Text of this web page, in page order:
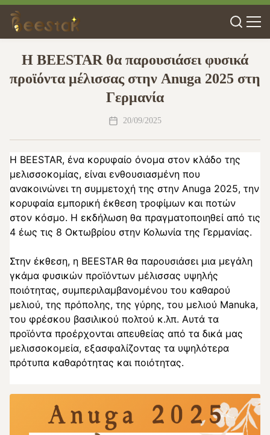
Η BEESTAR θα παρουσιάσει φυσικά
προϊόντα μέλισσας στην Anuga 2025 στη
Γερμανία
20/09/2025
Η BEESTAR, ένα κορυφαίο όνομα στον κλάδο της
μελισσοκομίας, είναι ενθουσιασμένη που
ανακοινώνει τη συμμετοχή της στην Anuga 2025, την
κορυφαία εμπορική έκθεση τροφίμων και ποτών
στον κόσμο. Η εκδήλωση θα πραγματοποιηθεί από τις
4 έως τις 8 Οκτωβρίου στην Κολωνία της Γερμανίας.
Στην έκθεση, η BEESTAR θα παρουσιάσει μια μεγάλη
γκάμα φυσικών προϊόντων μέλισσας υψηλής
ποιότητας, συμπεριλαμβανομένου του καθαρού
μελιού, της πρόπολης, της γύρης, του μελιού Manuka,
του φρέσκου βασιλικού πολτού κ.λπ. Αυτά τα
προϊόντα προέρχονται απευθείας από τα δικά μας
μελισσοκομεία, εξασφαλίζοντας τα υψηλότερα
πρότυπα καθαρότητας και ποιότητας.